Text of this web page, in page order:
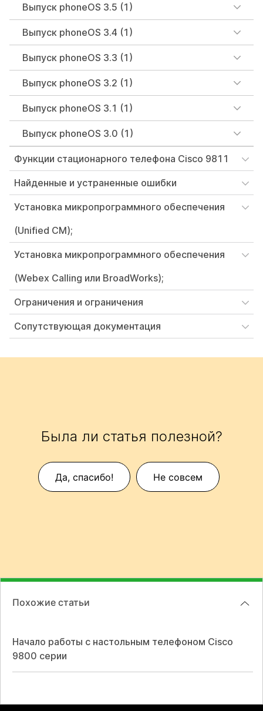
Выпуск phoneOS 3.5 (1)
Выпуск phoneOS 3.4 (1)
Выпуск phoneOS 3.3 (1)
Выпуск phoneOS 3.2 (1)
Выпуск phoneOS 3.1 (1)
Выпуск phoneOS 3.0 (1)
Функции стационарного телефона Cisco 9811
Найденные и устраненные ошибки
Установка микропрограммного обеспечения
(Unified CM);
Установка микропрограммного обеспечения
(Webex Calling или BroadWorks);
Ограничения и ограничения
Сопутствующая документация
Была ли статья полезной?
Да, спасибо! Не совсем
Похожие статьи
Начало работы с настольным телефоном Cisco
9800 серии